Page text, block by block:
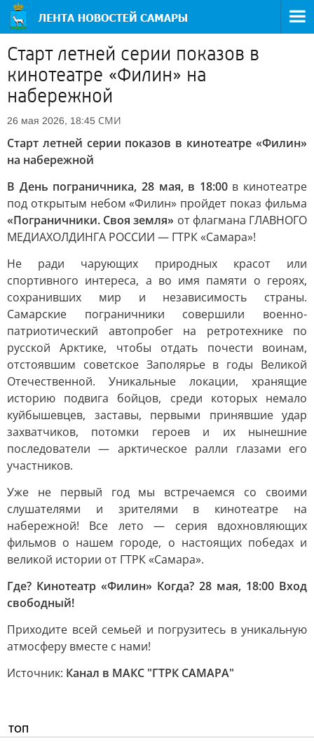
Старт летней серии показов в
кинотеатре «Филин» на
набережной
26 мая 2026, 18:45 СМИ
Старт летней серии показов в кинотеатре «Филин»
на набережной
В День пограничника, 28 мая, в 18:00в кинотеатре
под открытым небом «Филин» пройдет показ фильма
«Пограничники. Своя земля» от флагмана ГЛАВНОГО
МЕДИАХОЛДИНГА РОССИИ — ГТРК «Самара»!
Не ради чарующих природных красот или
спортивного интереса, а во имя памяти о героях,
сохранивших мир и независимость страны.
Самарские пограничники совершили военно-
патриотический автопробег на ретротехнике по
русской Арктике, чтобы отдать почести воинам,
отстоявшим советское Заполярье в годы Великой
Отечественной. Уникальные локации, хранящие
историю подвига бойцов, среди которых немало
куйбышевцев, заставы, первыми принявшие удар
захватчиков, потомки героев и их нынешние
последователи — арктическое ралли глазами его
участников.
Уже не первый год мы встречаемся со своими
слушателями и зрителями в кинотеатре на
набережной! Все лето — серия вдохновляющих
фильмов о нашем городе, о настоящих победах и
великой истории от ГТРК «Самара».
Где? Кинотеатр «Филин» Когда? 28 мая, 18:00 Вход
свободный!
Приходите всей семьей и погрузитесь в уникальную
атмосферу вместе с нами!
Источник: Канал в МАКС "ГТРК САМАРА"
ТОП